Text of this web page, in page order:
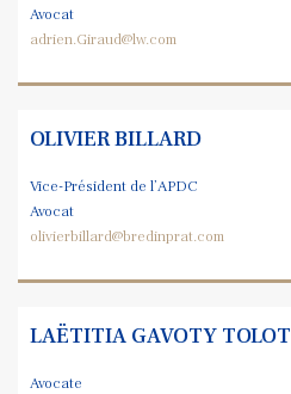
Avocat
adrien.Giraud@lw.com
OLIVIER BILLARD
Vice-Président de l’APDC
Avocat
olivierbillard@bredinprat.com
LAËTITIA GAVOTY TOLOT
Avocate